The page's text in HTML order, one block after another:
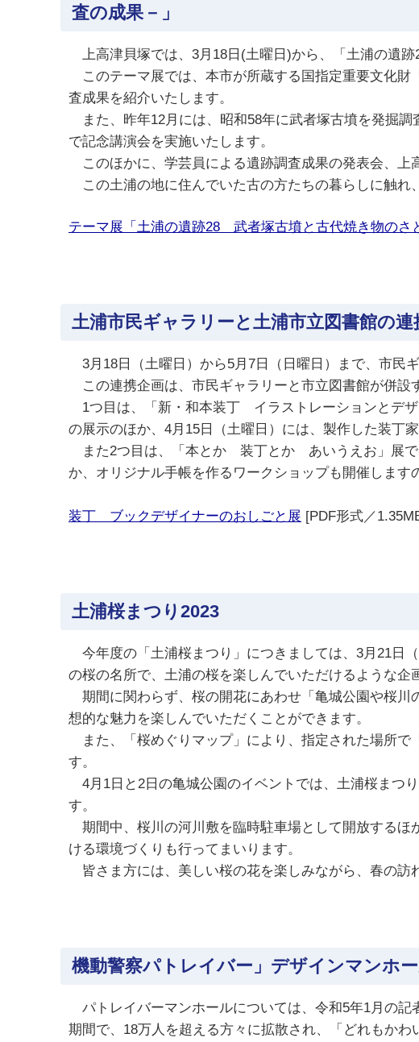
査の成果－」
上高津貝塚では、3月18日(土曜日)から、「土浦の遺
このテーマ展では、本市が所蔵する国指定重要文化財
査成果を紹介いたします。
また、昨年12月には、昭和58年に武者塚古墳を発掘
で記念講演会を実施いたします。
このほかに、学芸員による遺跡調査成果の発表会、上
この土浦の地に住んでいた古の方たちの暮らしに触れ
テーマ展「土浦の遺跡28 武者塚古墳と古代焼き物のさ
土浦市民ギャラリーと土浦市立図書館の
3月18日（土曜日）から5月7日（日曜日）まで、市民
この連携企画は、市民ギャラリーと市立図書館が併設
1つ目は、「新・和本装丁 イラストレーションとデザ
の展示のほか、4月15日（土曜日）には、製作した装丁
また2つ目は、「本とか 装丁とか あいうえお」展で
か、オリジナル手帳を作るワークショップも開催します
装丁 ブックデザイナーのおしごと展 [PDF形式／
土浦桜まつり2023
今年度の「土浦桜まつり」につきましては、3月21日
の桜の名所で、土浦の桜を楽しんでいただけるような企
期間に関わらず、桜の開花にあわせ「亀城公園や桜川
想的な魅力を楽しんでいただくことができます。
また、「桜めぐりマップ」により、指定された場所で
す。
4月1日と2日の亀城公園のイベントでは、土浦桜まつ
す。
期間中、桜川の河川敷を臨時駐車場として開放するほ
ける環境づくりも行ってまいります。
皆さま方には、美しい桜の花を楽しみながら、春の訪
機動警察パトレイバー」デザインマンホ
パトレイバーマンホールについては、令和5年1月の記
期間で、18万人を超える方々に拡散され、「どれもか